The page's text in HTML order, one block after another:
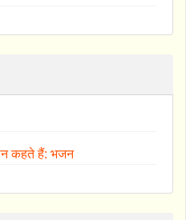
कहते हैं: भजन